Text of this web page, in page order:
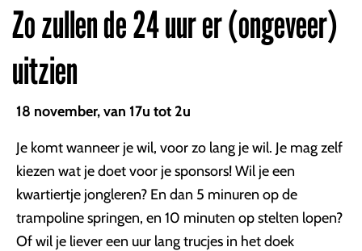
Zo zullen de 24 uur er (ongeveer)
uitzien
18 november, van 17u tot 2u
Je komt wanneer je wil, voor zo lang je wil. Je mag zelf
kiezen wat je doet voor je sponsors! Wil je een
kwartiertje jongleren? En dan 5 minuren op de
trampoline springen, en 10 minuten op stelten lopen?
Of wil je liever een uur lang trucjes in het doek